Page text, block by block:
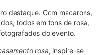
destaque. Com macarons,
todos em tons de rosa,
do evento.
rosa, inspire-se